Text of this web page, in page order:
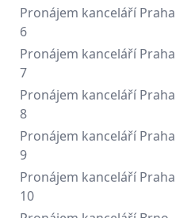
Pronájem kanceláří Praha
6
Pronájem kanceláří Praha
7
Pronájem kanceláří Praha
8
Pronájem kanceláří Praha
9
Pronájem kanceláří Praha
10